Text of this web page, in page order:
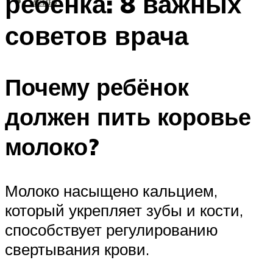
МЕНЮ
советов врача
Почему ребёнок
должен пить коровье
молоко?
Молоко насыщено кальцием,
который укрепляет зубы и кости,
способствует регулированию
свертывания крови.